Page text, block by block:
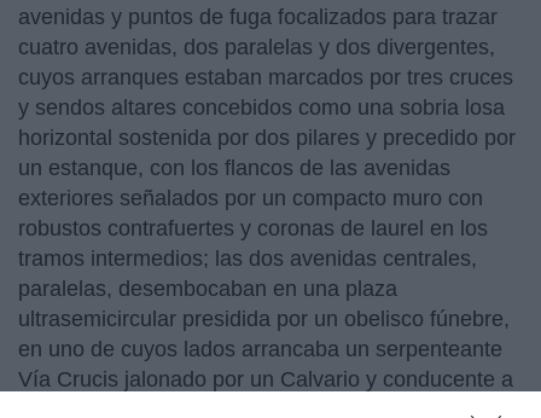
avenidas y puntos de fuga focalizados para trazar
cuatro avenidas, dos paralelas y dos divergentes,
cuyos arranques estaban marcados por tres cruces
y sendos altares concebidos como una sobria losa
horizontal sostenida por dos pilares y precedido por
un estanque, con los flancos de las avenidas
exteriores señalados por un compacto muro con
robustos contrafuertes y coronas de laurel en los
tramos intermedios; las dos avenidas centrales,
paralelas, desembocaban en una plaza
ultrasemicircular presidida por un obelisco fúnebre,
en uno de cuyos lados arrancaba un serpenteante
Vía Crucis jalonado por un Calvario y conducente a